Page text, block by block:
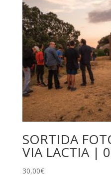
SORTIDA
VIA LACTIA |
30,00€